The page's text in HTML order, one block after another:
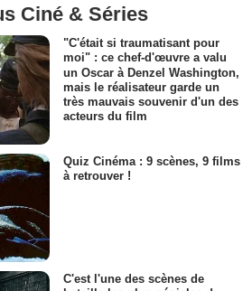
Ciné & Séries
"C'était si traumatisant pour
moi" : ce chef-d'œuvre a valu
un Oscar à Denzel Washington,
mais le réalisateur garde un
très mauvais souvenir d'un des
acteurs du film
Quiz Cinéma : 9 scènes, 9 films
à retrouver !
C'est l'une des scènes de